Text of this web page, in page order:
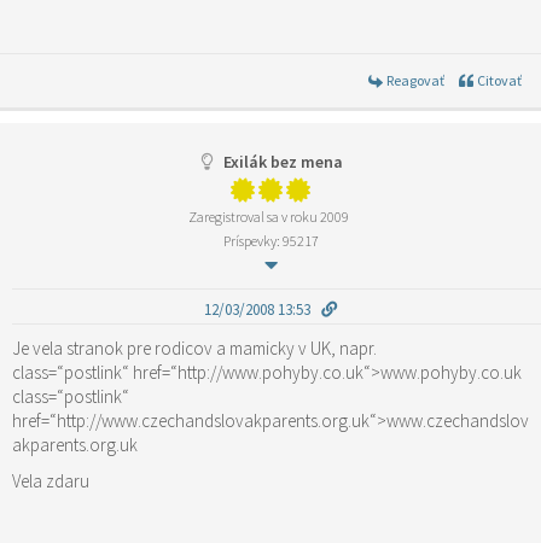
Reagovať Citovať
Exilák bez mena
Zaregistroval sa v roku 2009
Príspevky: 95217
12/03/2008 13:53
Je vela stranok pre rodicov a mamicky v UK, napr.
class=“postlink“ href=“http://www.pohyby.co.uk“>www.pohyby.co.uk
class=“postlink“
href=“http://www.czechandslovakparents.org.uk“>www.czechandslov
akparents.org.uk
Vela zdaru